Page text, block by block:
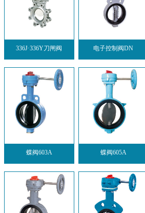
336J·336Y刀闸阀 电子控制阀DN
蝶阀603A 蝶阀605A